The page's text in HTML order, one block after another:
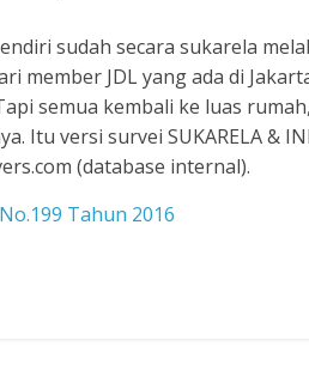
sudah secara sukarela
member JDL yang ada di
semua kembali ke luas
Itu versi survei SUKARELA &
(database internal).
Tahun 2016